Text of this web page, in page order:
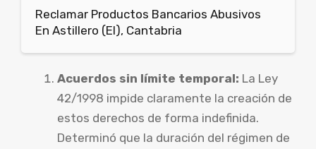
Reclamar Productos Bancarios Abusivos
En Astillero (El), Cantabria
Acuerdos sin límite temporal: La Ley
42/1998 impide claramente la creación de
estos derechos de forma indefinida.
Determinó que la duración del régimen de